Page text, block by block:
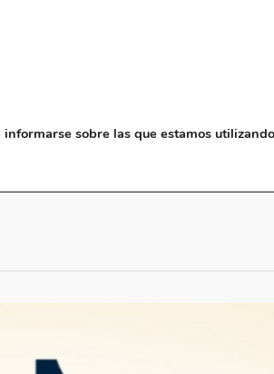
en Pagos del Rey
informarse sobre las que estamos